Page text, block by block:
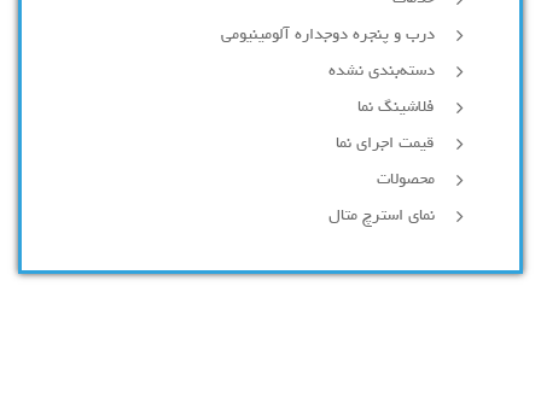
درب و پنجره دوجداره آلومینیومی
دسته‌بندی نشده
فلاشینگ نما
قیمت اجرای نما
محصولات
نمای استرچ متال